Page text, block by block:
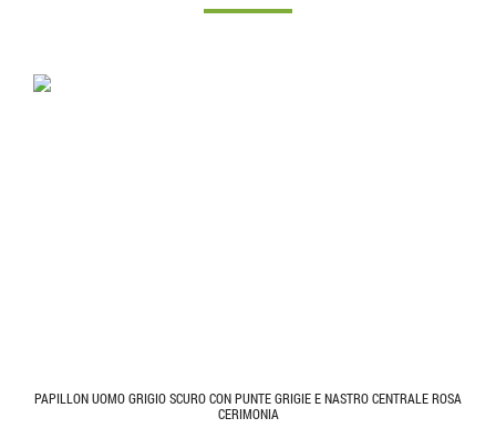
PAPILLON UOMO GRIGIO SCURO CON PUNTE GRIGIE E NASTRO CENTRALE ROSA
CERIMONIA